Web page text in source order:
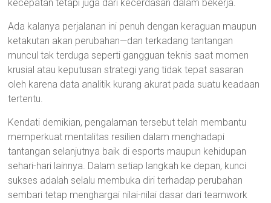
kecepatan tetapi juga dari kecerdasan dalam bekerja.
Ada kalanya perjalanan ini penuh dengan keraguan maupun
ketakutan akan perubahan—dan terkadang tantangan
muncul tak terduga seperti gangguan teknis saat momen
krusial atau keputusan strategi yang tidak tepat sasaran
oleh karena data analitik kurang akurat pada suatu keadaan
tertentu.
Kendati demikian, pengalaman tersebut telah membantu
memperkuat mentalitas resilien dalam menghadapi
tantangan selanjutnya baik di esports maupun kehidupan
sehari-hari lainnya. Dalam setiap langkah ke depan, kunci
sukses adalah selalu membuka diri terhadap perubahan
sembari tetap menghargai nilai-nilai dasar dari teamwork